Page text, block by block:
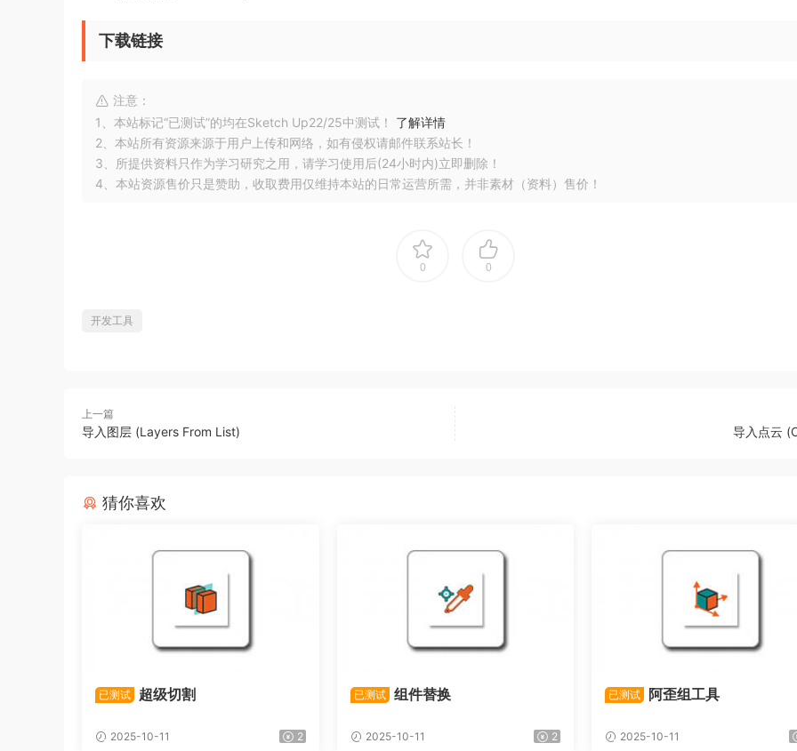
下载链接
注意：
1、本站标记“已测试”的均在Sketch Up22/25中测试！ 了解详情
2、本站所有资源来源于用户上传和网络，如有侵权请邮件联系站长！
3、所提供资料只作为学习研究之用，请学习使用后(24小时内)立即删除！
4、本站资源售价只是赞助，收取费用仅维持本站的日常运营所需，并非素材（资料）售价！
0 0
开发工具
上一篇
导入图层 (Layers From List) 导入点云
猜你喜欢
已测试 超级切割
2025-10-11 2
已测试 组件替换
2025-10-11 2
已测试 阿歪组工具
2025-10-11